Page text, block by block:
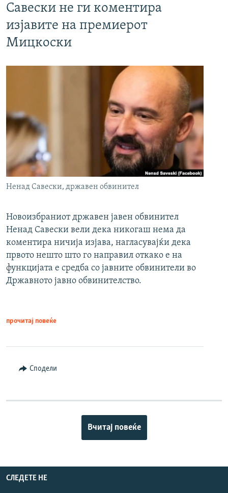
Савески не ги коментира
изјавите на премиерот
Мицкоски
Ненад Савески, државен обвинител
Новоизбраниот државен јавен обвинител
Ненад Савески вели дека никогаш нема да
коментира ничија изјава, нагласувајќи дека
првото нешто што го направил откако е на
функцијата е средба со јавните обвинители во
Државното јавно обвинителство.
прочитај повеќе
Сподели
Вчитај повеќе
СЛЕДЕТЕ НЕ